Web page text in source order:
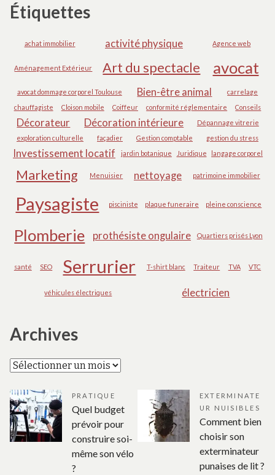
Étiquettes
achat immobilier activité physique Agence web
Aménagement Extérieur Art du spectacle avocat
avocat dommage corporel Toulouse Bien-être animal
carrelage
chauffagiste
Cloison mobile Coiffeur conformité réglementaire Conseils
Décorateur Décoration intérieure
Dépannage vitrerie
exploration culturelle
façadier Gestion comptable gestion du stress
Investissement locatif jardin botanique Juridique langage corporel
Marketing Menuisier nettoyage patrimoine immobilier
Paysagiste pisciniste plaque funeraire pleine conscience
Plomberie prothésiste ongulaire Quartiers prisés Lyon
santé SEO Serrurier T-shirt blanc Traiteur TVA VTC
véhicules électriques électricien
Archives
Archives
PRATIQUE
Quel budget
prévoir pour
construire soi-
même son vélo
?
EXTERMINATE
UR NUISIBLES
Comment bien
choisir son
exterminateur
punaises de lit ?